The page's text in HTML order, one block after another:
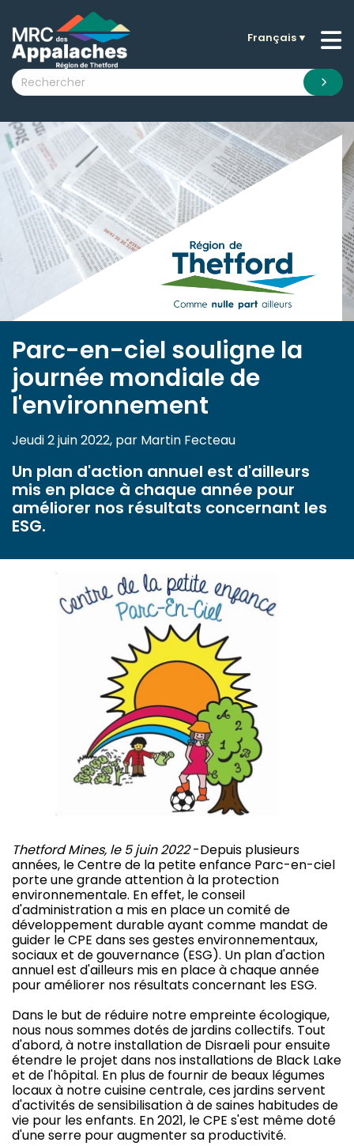
submenu (La MRC )
submenu (Citoyens )
submenu (Visiteurs )
submenu (Nouvelles )
submenu (Documentation )
Français▼
Parc-en-ciel souligne la
journée mondiale de
l'environnement
Jeudi 2 juin 2022, par Martin Fecteau
Un plan d'action annuel est d'ailleurs
mis en place à chaque année pour
améliorer nos résultats concernant les
ESG.
Thetford Mines, le 5 juin 2022-Depuis plusieurs
années, le Centre de la petite enfance Parc-en-ciel
porte une grande attention à la protection
environnementale. En effet, le conseil
d'administration a mis en place un comité de
développement durable ayant comme mandat de
guider le CPE dans ses gestes environnementaux,
sociaux et de gouvernance (ESG). Un plan d'action
annuel est d'ailleurs mis en place à chaque année
pour améliorer nos résultats concernant les ESG.
Dans le but de réduire notre empreinte écologique,
nous nous sommes dotés de jardins collectifs. Tout
d'abord, à notre installation de Disraeli pour ensuite
étendre le projet dans nos installations de Black Lake
et de l'hôpital. En plus de fournir de beaux légumes
locaux à notre cuisine centrale, ces jardins servent
d'activités de sensibilisation à de saines habitudes de
vie pour les enfants. En 2021, le CPE s'est même doté
d'une serre pour augmenter sa productivité.